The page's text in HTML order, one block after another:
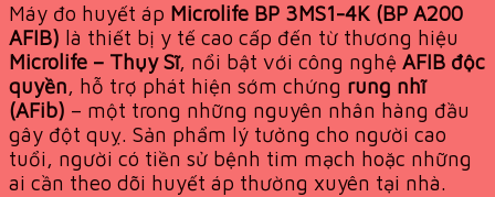
Máy đo huyết áp Microlife BP 3MS1-4K (BP A200
AFIB) là thiết bị y tế cao cấp đến từ thương hiệu
Microlife – Thụy Sĩ, nổi bật với công nghệ AFIB độc
quyền, hỗ trợ phát hiện sớm chứng rung nhĩ
(AFib) – một trong những nguyên nhân hàng đầu
gây đột quỵ. Sản phẩm lý tưởng cho người cao
tuổi, người có tiền sử bệnh tim mạch hoặc những
ai cần theo dõi huyết áp thường xuyên tại nhà.